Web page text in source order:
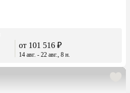
от 101 516 ₽
14 авг. - 22 авг., 8 н.